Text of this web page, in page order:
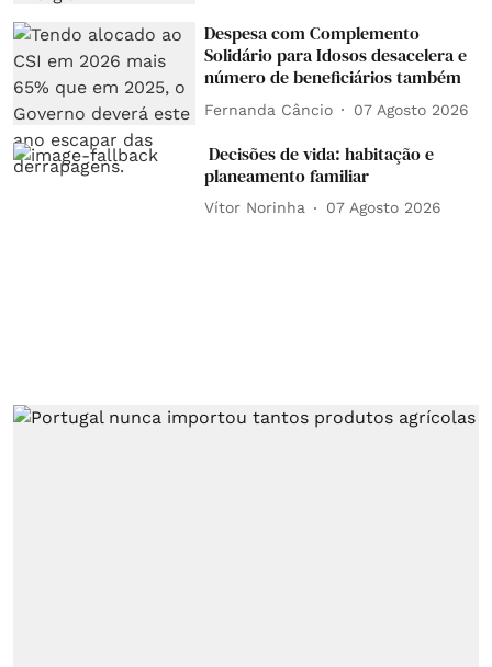
Despesa com Complemento
Solidário para Idosos desacelera e
número de beneficiários também
Fernanda Câncio 07 Agosto 2026
Decisões de vida: habitação e
planeamento familiar
Vítor Norinha 07 Agosto 2026